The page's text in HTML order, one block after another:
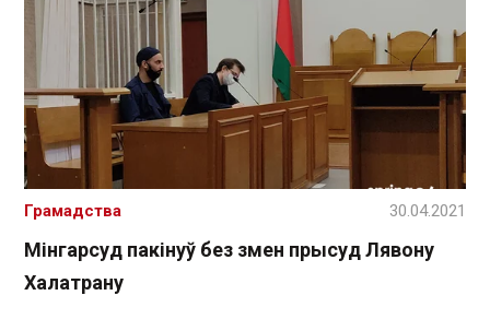
Мінгарсуд пакінуў без змен прысуд Лявону
Халатрану
Грамадства 30.04.2021